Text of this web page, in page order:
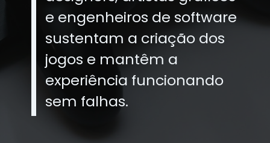
e engenheiros de software
sustentam a criação dos
jogos e mantêm a
experiência funcionando
sem falhas.